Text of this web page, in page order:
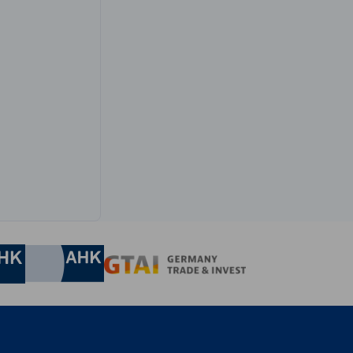
of Commerce and Industry
Chamber of Commerce and Industry
AHK.de